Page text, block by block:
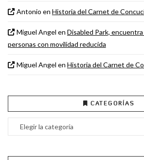
Antonio en Historia del Carnet de
Miguel Angel en Disabled Park,
personas con movilidad reducida
Miguel Angel en Historia del Carnet de
CATEGORÍAS
Categorías